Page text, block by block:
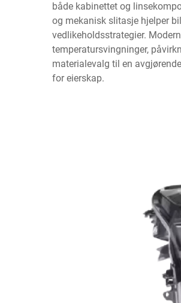
både kabinettet og
og mekanisk slitasje hjelper
vedlikeholdsstrategier.
temperatursvingninger,
materialevalg til en
for eierskap.